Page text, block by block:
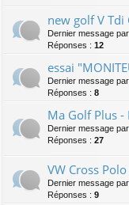
new golf V Tdi
Dernier message par
Réponses : 12
essai
Dernier message par
Réponses : 8
Ma Golf Plus
Dernier message par
Réponses : 27
VW Cross Polo
Dernier message par
Réponses : 9